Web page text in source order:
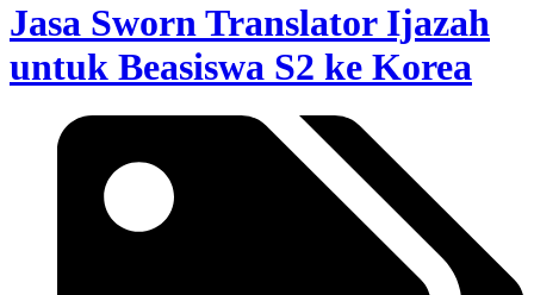
Jasa Sworn Translator Ijazah
untuk Beasiswa S2 ke Korea